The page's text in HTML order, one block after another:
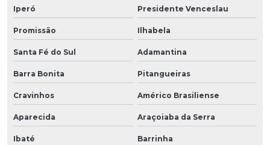
Iperó Presidente Venceslau
Promissão Ilhabela
Santa Fé do Sul Adamantina
Barra Bonita Pitangueiras
Cravinhos Américo Brasiliense
Aparecida Araçoiaba da Serra
Ibaté Barrinha